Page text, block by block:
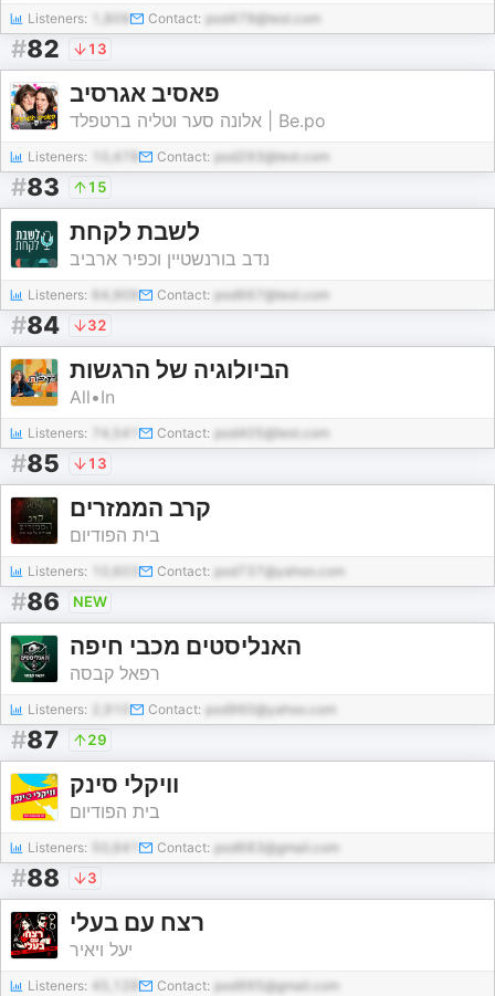
Listeners: Contact: pod479@test.com
#82 13
פאסיב אגרסיב
אלונה סער וטליה ברטפלד | Be.po
Listeners: 10,478 Contact: pod293@test.com
#83 15
לשבת לקחת
נדב בורנשטיין וכפיר ארביב
Listeners: 64,909 Contact: pod667@test.com
#84 32
הביולוגיה של הרגשות
All•In
Listeners: 74,541 Contact: pod405@test.com
#85 13
קרב הממזרים
בית הפודיום
Listeners: Contact: pod737@yahoo.com
#86 NEW
האנליסטים מכבי חיפה
רפאל קבסה
Listeners: Contact: pod960@yahoo.com
#87 29
וויקלי סינק
בית הפודיום
Listeners: 50,641 Contact: pod683@gmail.com
#88 3
רצח עם בעלי
יעל ויאיר
Listeners: 45,128 Contact: pod995@gmail.com